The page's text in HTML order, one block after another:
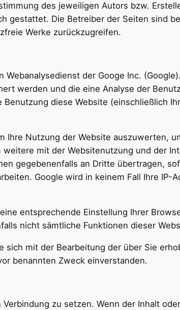
des jeweiligen Autors bzw.
gestattet. Die Betreiber der Seiten sind
Werke zurückzugreifen.
der Googe Inc.
werden und die eine Analyse der
diese Website (einschließlich
Ihre Nutzung der Website auszuwerten,
mit der Websitenutzung und der
gegebenenfalls an Dritte übertragen,
Google wird in keinem Fall Ihre IP-
entsprechende Einstellung Ihrer
nicht sämtliche Funktionen dieser
sich mit der Bearbeitung der über Sie
benannten Zweck einverstanden.
zu setzen. Wenn der Inhalt